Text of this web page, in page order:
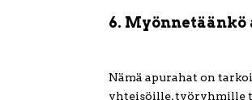
6.
Nämä apurahat on
yhteisöille, työryhmille